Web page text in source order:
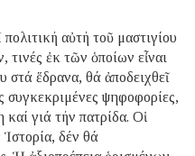
αὐτή τοῦ μαστιγίου
ἐκ τῶν ὁποίων εἶναι
στά ἕδρανα, θά ἀποδειχθεῖ
συγκεκριμένες ψηφοφορίες,
γιά τήν πατρίδα. Οἱ
δέν θά